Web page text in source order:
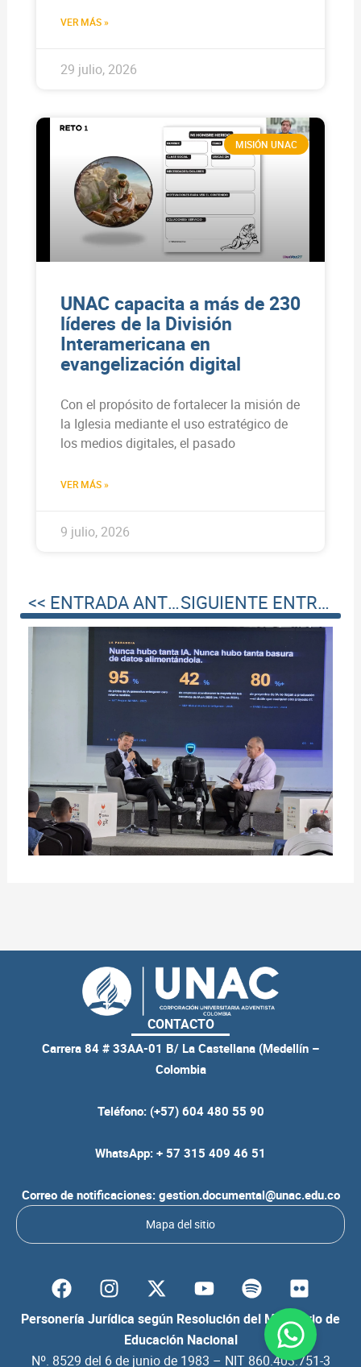
VER MÁS »
29 julio, 2026
MISIÓN UNAC
UNAC capacita a más de 230
líderes de la División
Interamericana en
evangelización digital
Con el propósito de fortalecer la misión de
la Iglesia mediante el uso estratégico de
los medios digitales, el pasado
VER MÁS »
9 julio, 2026
<< ENTRADA ANTERIOR SIGUIENTE ENTRADA >>
CONTACTO
Carrera 84 # 33AA-01 B/ La Castellana (Medellín –
Colombia
Teléfono: (+57) 604 480 55 90
WhatsApp: + 57 315 409 46 51
Correo de notificaciones: gestion.documental@unac.edu.co
Mapa del sitio
Personería Jurídica según Resolución del Ministerio de
Educación Nacional
Nº. 8529 del 6 de junio de 1983 – NIT 860.403.751-3
F
a
c
b
I
n
s
a
Y
o
u
t
u
S
p
o
i
F
l
i
c
k